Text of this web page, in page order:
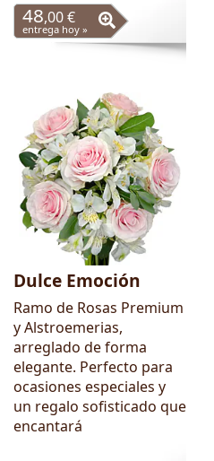
48,00 €
entrega hoy »
Dulce Emoción
Ramo de Rosas Premium
y Alstroemerias,
arreglado de forma
elegante. Perfecto para
ocasiones especiales y
un regalo sofisticado que
encantará